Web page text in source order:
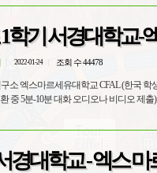
학기 서경대학교-
2022-01-24 조회 수 44478
국 학생 3명 / 프랑스 학생 3명 언어 교환 ) - 참가학생 : 3명 - 프로그램 기
경대학교 - 엑스